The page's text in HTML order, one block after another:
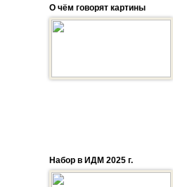
О чём говорят картины
Набор в ИДМ 2025 г.